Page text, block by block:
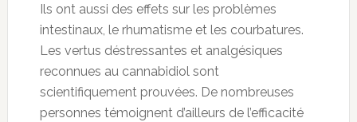
Ils ont aussi des effets sur les problèmes
intestinaux, le rhumatisme et les courbatures.
Les vertus déstressantes et analgésiques
reconnues au cannabidiol sont
scientifiquement prouvées. De nombreuses
personnes témoignent d’ailleurs de l’efficacité